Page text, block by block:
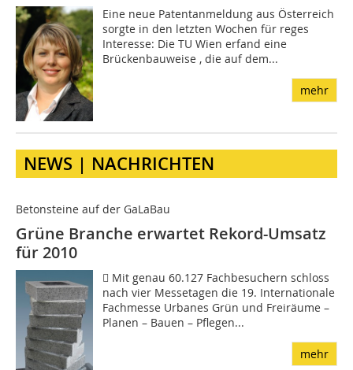
Eine neue Patentanmeldung aus Österreich
sorgte in den letzten Wochen für reges
Interesse: Die TU Wien erfand eine
Brückenbauweise , die auf dem...
mehr
NEWS | NACHRICHTEN
Betonsteine auf der GaLaBau
Grüne Branche erwartet Rekord-Umsatz
für 2010
 Mit genau 60.127 Fachbesuchern schloss
nach vier Messetagen die 19. Internationale
Fachmesse Urbanes Grün und Freiräume –
Planen – Bauen – Pflegen...
mehr